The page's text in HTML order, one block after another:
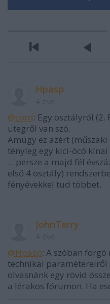
Hpasp
@zord: Egy osztályról (2.
ütegről van szó.
Amúgy ez azért
tényleg egy kici-ócó kínai
... persze a majd fél
első 4 osztály)
fényévekkel tud többet.
JohnTerry
@Hpasp: A szóban
technikai paramétereiről
olvasnánk egy rövid
a lérakos fórumon. Ha